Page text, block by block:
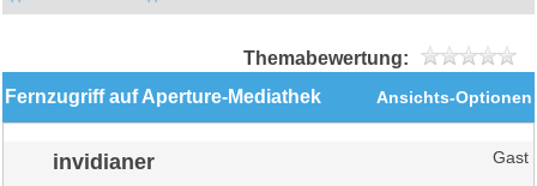
Themabewertung:
Ansichts-Optionen
Fernzugriff auf Aperture-Mediathek
invidianer Gast